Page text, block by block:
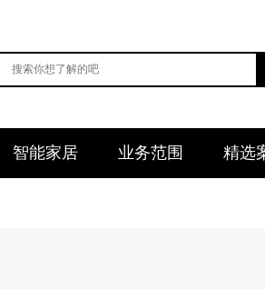
智能家居 业务范围 精选